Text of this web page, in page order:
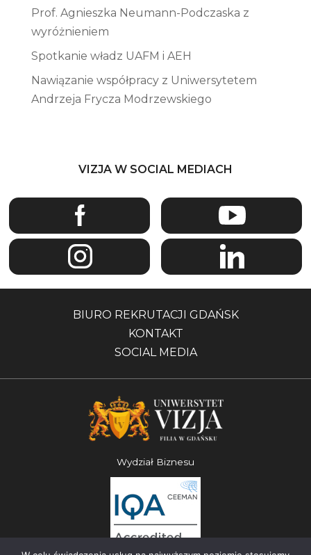
Prof. Agnieszka Neumann-Podczaska z
wyróżnieniem
Spotkanie władz UAFM i AEH
Nawiązanie współpracy z Uniwersytetem
Andrzeja Frycza Modrzewskiego
VIZJA W SOCIAL MEDIACH
BIURO REKRUTACJI GDAŃSK
KONTAKT
SOCIAL MEDIA
Wydział Biznesu